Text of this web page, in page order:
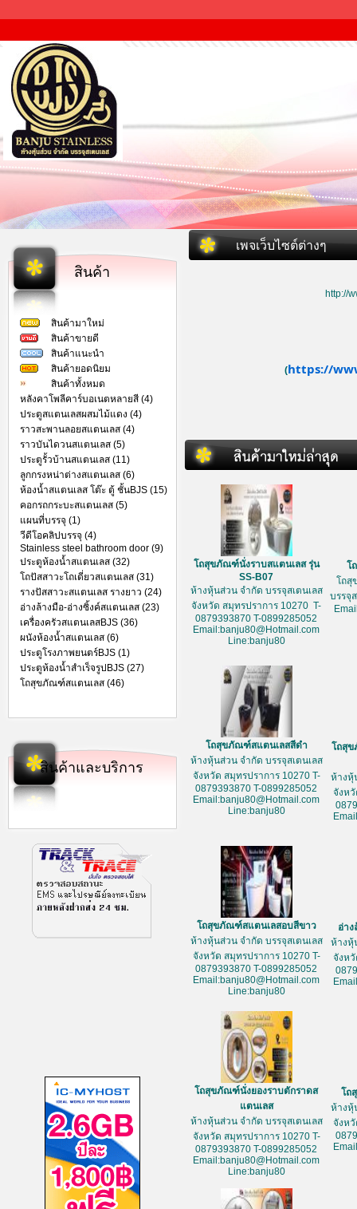
สินค้า
สินค้ามาใหม่
สินค้าขายดี
สินค้าแนะนำ
สินค้ายอดนิยม
สินค้าทั้งหมด
หลังคาโพลีคาร์บอเนตหลายสี (4)
ประตูสแตนเลสผสมไม้แดง (4)
ราวสะพานลอยสแตนเลส (4)
ราวบันไดวนสแตนเลส (5)
ประตูรั้วบ้านสแตนเลส (11)
ลูกกรงหน่าต่างสแตนเลส (6)
ห้องน้ำสแตนเลส โต๊ะ ตู้ ชั้นBJS (15)
คอกรถกระบะสแตนเลส (5)
แผนที่บรรจุ (1)
วีดีโอคลิปบรรจุ (4)
Stainless steel bathroom door (9)
ประตูห้องน้ำสแตนเลส (32)
โถปัสสาวะโถเดี่ยวสแตนเลส (31)
รางปัสสาวะสแตนเลส รางยาว (24)
อ่างล้างมือ-อ่างซิ้งค์สแตนเลส (23)
เครื่องครัวสแตนเลสBJS (36)
ผนังห้องน้ำสแตนเลส (6)
ประตูโรงภาพยนตร์BJS (1)
ประตูห้องน้ำสำเร็จรูปBJS (27)
โถสุขภัณฑ์สแตนเลส (46)
สินค้าและบริการ
เพจเว็บไซต์ต่างๆ
http://
(https://
โถสุขภัณฑ์นั่งราบสแตนเลส รุ่น
SS-B07
ห้างหุ้นส่วน จำกัด บรรจุสเตนเลส
จังหวัด สมุทรปราการ 10270 T-
0879393870 T-0899285052
Email:banju80@Hotmail.com
Line:banju80
โ
โถสุ
บรรจุ
โถสุขภัณฑ์สแตนเลสสีดำ
ห้างหุ้นส่วน จำกัด บรรจุสเตนเลส
จังหวัด สมุทรปราการ 10270 T-
0879393870 T-0899285052
Email:banju80@Hotmail.com
Line:banju80
โถสุ
ห้างหุ้
จังห
โถสุขภัณฑ์สแตนเลสอบสีขาว
ห้างหุ้นส่วน จำกัด บรรจุสเตนเลส
จังหวัด สมุทรปราการ 10270 T-
0879393870 T-0899285052
Email:banju80@Hotmail.com
Line:banju80
อ่า
ห้างหุ้
จังห
โถสุขภัณฑ์นั่งยองราบตักราดส
แตนเลส
ห้างหุ้นส่วน จำกัด บรรจุสเตนเลส
จังหวัด สมุทรปราการ 10270 T-
0879393870 T-0899285052
Email:banju80@Hotmail.com
Line:banju80
โถ
ห้างหุ้
จังห